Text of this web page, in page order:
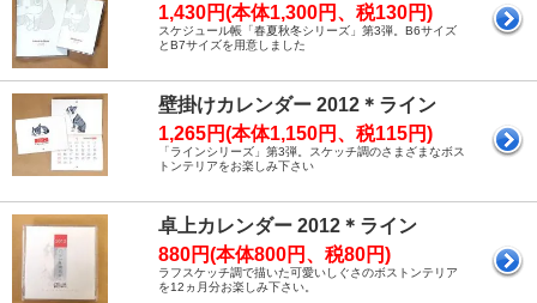
1,430円(本体1,300円、税130円)
スケジュール帳「春夏秋冬シリーズ」第3弾。B6サイズ
とB7サイズを用意しました
壁掛けカレンダー 2012＊ライン
1,265円(本体1,150円、税115円)
「ラインシリーズ」第3弾。スケッチ調のさまざまなボス
トンテリアをお楽しみ下さい
卓上カレンダー 2012＊ライン
880円(本体800円、税80円)
ラフスケッチ調で描いた可愛いしぐさのボストンテリア
を12ヵ月分お楽しみ下さい。